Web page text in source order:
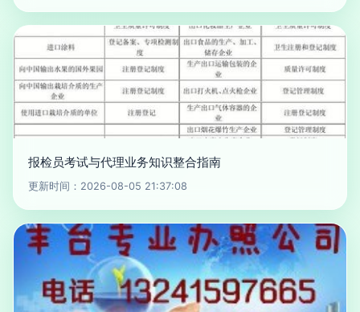
报检员考试与代理业务知识整合指南
更新时间：2026-08-05 21:37:08